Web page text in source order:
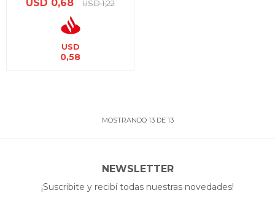
USD 0,68 USD 1,22
USD
0,58
MOSTRANDO 13DE 13
NEWSLETTER
¡Suscribite y recibí todas nuestras novedades!